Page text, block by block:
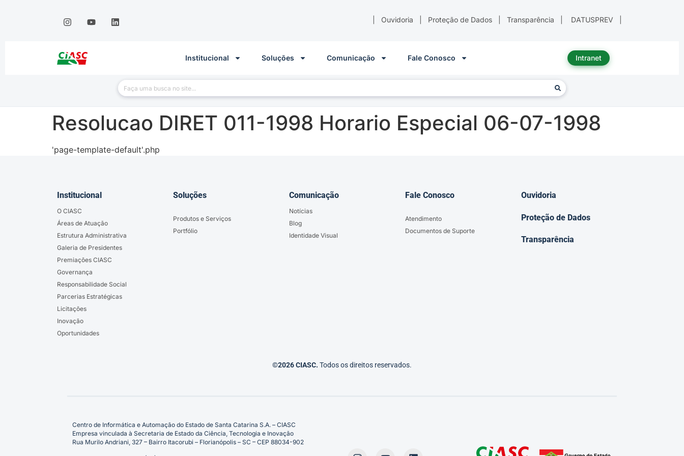
Ouvidoria Proteção de Dados Transparência DATUSPREV
Institucional Soluções Comunicação Fale Conosco Intranet
Resolucao DIRET 011-1998 Horario Especial 06-07-1998
'page-template-default'.php
Institucional
O CIASC
Áreas de Atuação
Estrutura Administrativa
Galeria de Presidentes
Premiações CIASC
Governança
Responsabilidade Social
Parcerias Estratégicas
Licitações
Inovação
Oportunidades
Soluções
Produtos e Serviços
Portfólio
Comunicação
Notícias
Blog
Identidade Visual
Fale Conosco
Atendimento
Documentos de Suporte
Ouvidoria
Proteção de Dados
Transparência
©2026 CIASC. Todos os direitos reservados.
Centro de Informática e Automação do Estado de Santa Catarina S.A. – CIASC
Empresa vinculada à Secretaria de Estado da Ciência, Tecnologia e Inovação
Rua Murilo Andriani, 327 – Bairro Itacorubi – Florianópolis – SC – CEP 88034-902